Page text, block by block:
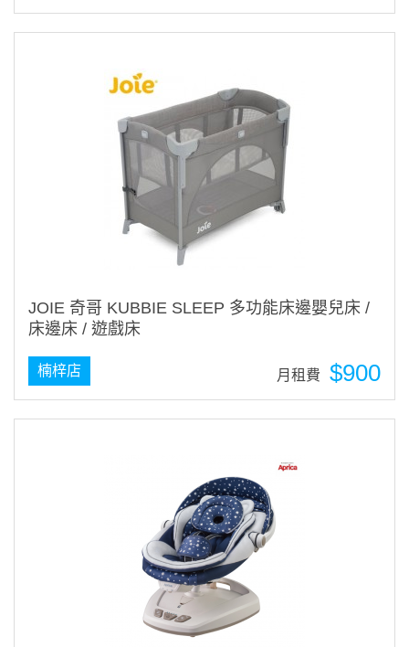
JOIE 奇哥 KUBBIE SLEEP 多功能床邊嬰兒床 /
床邊床 / 遊戲床
$900
月租費
楠梓店